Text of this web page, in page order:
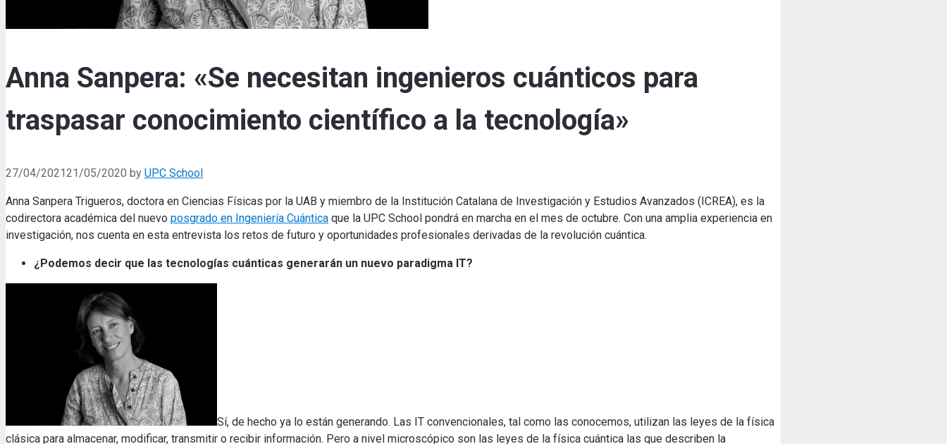
Anna Sanpera: «Se necesitan ingenieros cuánticos para
traspasar conocimiento científico a la tecnología»
27/04/202121/05/2020 by UPC School
Anna Sanpera Trigueros, doctora en Ciencias Físicas por la UAB y miembro de la Institución Catalana de Investigación y Estudios Avanzados (ICREA), es la
codirectora académica del nuevo posgrado en Ingeniería Cuántica que la UPC School pondrá en marcha en el mes de octubre. Con una amplia experiencia en
investigación, nos cuenta en esta entrevista los retos de futuro y oportunidades profesionales derivadas de la revolución cuántica.
¿Podemos decir que las tecnologías cuánticas generarán un nuevo paradigma IT?
Sí, de hecho ya lo están generando. Las IT convencionales, tal como las conocemos, utilizan las leyes de la física
clásica para almacenar, modificar, transmitir o recibir información. Pero a nivel microscópico son las leyes de la física cuántica las que describen la